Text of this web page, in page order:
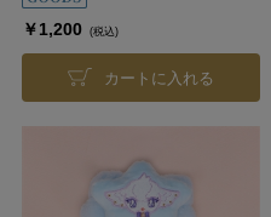
￥1,200 (税込)
カートに入れる